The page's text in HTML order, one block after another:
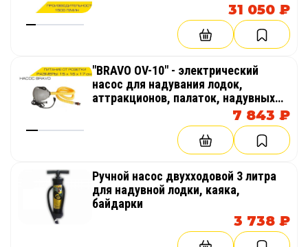
31 050 ₽
"BRAVO OV-10" - электрический
насос для надувания лодок,
аттракционов, палаток, надувных
7 843 ₽
Ручной насос двухходовой 3 литра
для надувной лодки, каяка,
байдарки
3 738 ₽